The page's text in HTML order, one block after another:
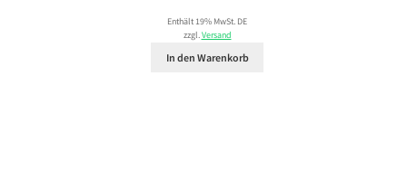
Enthält 19% MwSt. DE
zzgl.Versand
In den Warenkorb